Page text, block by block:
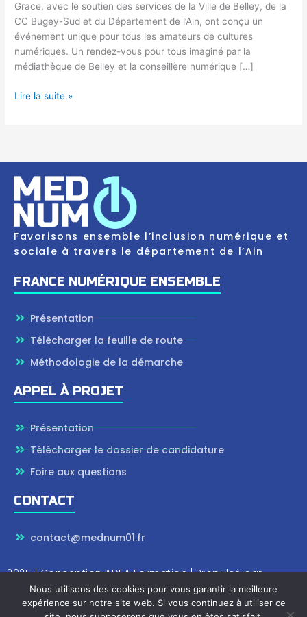
Grace, avec le soutien des services de la Ville de Belley, de la
CC Bugey-Sud et du Département de l’Ain, ont conçu un
événement unique pour tous les amateurs de cultures
numériques. Un rendez-vous pour tous imaginé par la
médiathèque de Belley et la conseillère numérique […]
Lire la suite »
Favorisons ensemble l’inclusion numérique et
sociale à travers le département de l’Ain
FRANCE NUMÉRIQUE ENSEMBLE
Présentation
Télécharger la feuille de route
Méthodologie de la démarche
APPEL À PROJET
Présentation
Télécharger le dossier de candidature
Foire aux questions
CONTACT
contact@mednum01.fr
2025 | ConceptionADEA Formation| Propulsé par
Wordpress
Nous utilisons des cookies pour vous garantir la meilleure
expérience sur notre site web. Si vous continuez à utiliser ce